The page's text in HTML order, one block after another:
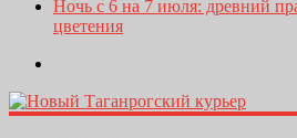
Ночь с 6 на 7 июля: древний
цветения